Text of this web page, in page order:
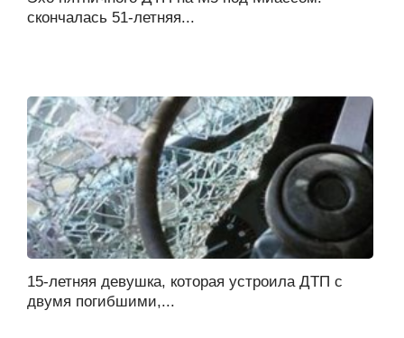
скончалась 51-летняя...
15-летняя девушка, которая устроила ДТП с
двумя погибшими,...